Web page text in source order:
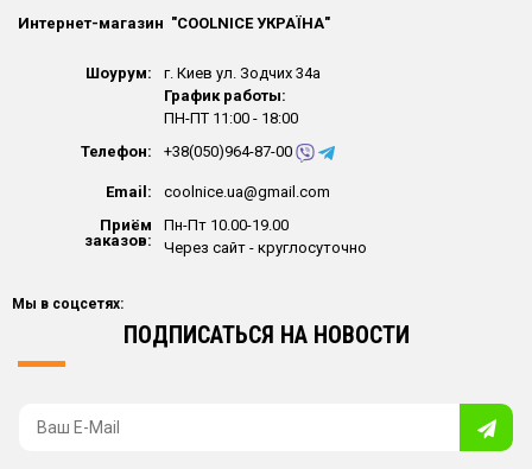
Интернет-магазин "СOOLNICE УКРАЇНА"
Шоурум:
г. Киев ул. Зодчих 34а
График работы:
ПН-ПТ 11:00 - 18:00
Телефон:
+38(050)964-87-00
Email:
coolnice.ua@gmail.com
Приём
заказов:
Пн-Пт 10.00-19.00
Через сайт - круглосуточно
ПОДПИСАТЬСЯ НА НОВОСТИ
Мы в соцсетях: